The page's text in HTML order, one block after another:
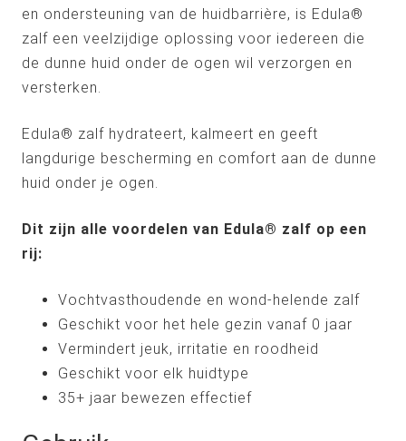
en ondersteuning van de huidbarrière, is Edula®
zalf een veelzijdige oplossing voor iedereen die
de dunne huid onder de ogen wil verzorgen en
versterken.
Edula® zalf hydrateert, kalmeert en geeft
langdurige bescherming en comfort aan de dunne
huid onder je ogen.
Dit zijn alle voordelen van Edula® zalf op een
rij:
Vochtvasthoudende en wond-helende zalf
Geschikt voor het hele gezin vanaf 0 jaar
Vermindert jeuk, irritatie en roodheid
Geschikt voor elk huidtype
35+ jaar bewezen effectief